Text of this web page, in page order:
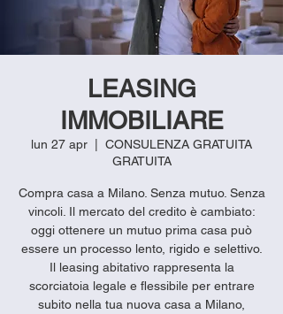
LEASING
IMMOBILIARE
lun 27 apr
CONSULENZA GRATUITA
GRATUITA
Compra casa a Milano. Senza mutuo. Senza
vincoli. Il mercato del credito è cambiato:
oggi ottenere un mutuo prima casa può
essere un processo lento, rigido e selettivo.
Il leasing abitativo rappresenta la
scorciatoia legale e flessibile per entrare
subito nella tua nuova casa a Milano,